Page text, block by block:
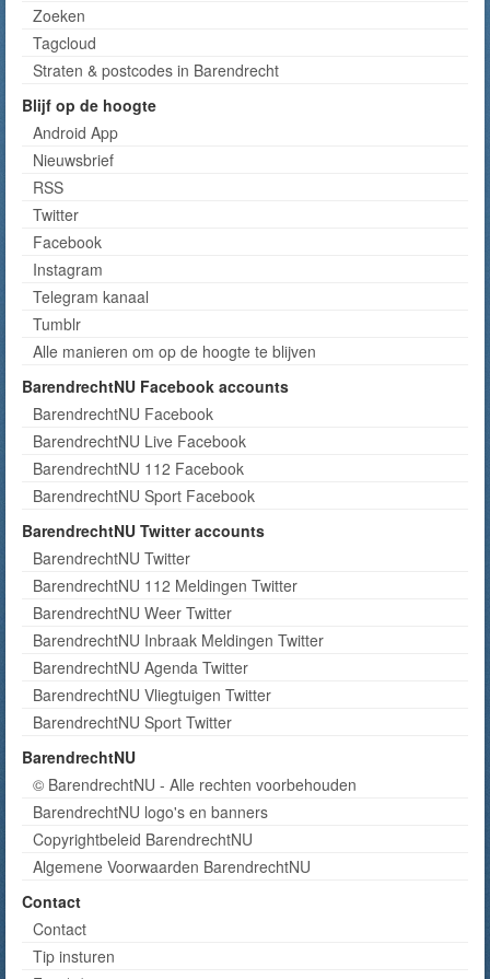
Zoeken
Tagcloud
Straten & postcodes in Barendrecht
Blijf op de hoogte
Android App
Nieuwsbrief
RSS
Twitter
Facebook
Instagram
Telegram kanaal
Tumblr
Alle manieren om op de hoogte te blijven
BarendrechtNU Facebook accounts
BarendrechtNU Facebook
BarendrechtNU Live Facebook
BarendrechtNU 112 Facebook
BarendrechtNU Sport Facebook
BarendrechtNU Twitter accounts
BarendrechtNU Twitter
BarendrechtNU 112 Meldingen Twitter
BarendrechtNU Weer Twitter
BarendrechtNU Inbraak Meldingen Twitter
BarendrechtNU Agenda Twitter
BarendrechtNU Vliegtuigen Twitter
BarendrechtNU Sport Twitter
BarendrechtNU
© BarendrechtNU - Alle rechten voorbehouden
BarendrechtNU logo's en banners
Copyrightbeleid BarendrechtNU
Algemene Voorwaarden BarendrechtNU
Contact
Contact
Tip insturen